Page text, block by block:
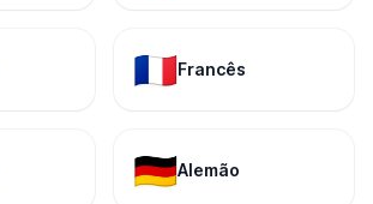
🇫🇷Francês
🇩🇪Alemão